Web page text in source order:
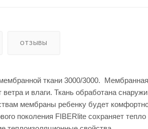
ОТЗЫВЫ
ткани 3000/3000.
и влаги. Ткань обработана
мембраны ребенку будет
поколения FIBERlite сохраняет